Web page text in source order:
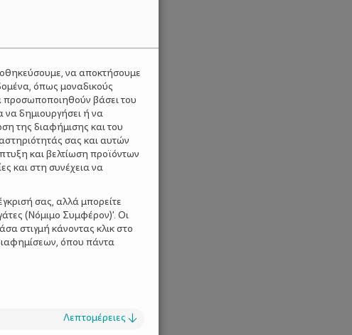
να αποκτήσουμε
όπως μοναδικούς
προσωποποιηθούν βάσει του
να δημιουργήσει ή να
της διαφήμισης και του
σας και αυτών
και βελτίωση προϊόντων
και στη συνέχεια να
σας, αλλά μπορείτε
(Νόμιμο Συμφέρον)'. Οι
στιγμή κάνοντας κλικ στο
όπου πάντα
Λεπτομέρειες ↓